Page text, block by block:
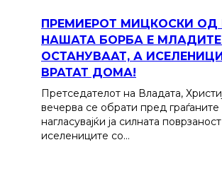
ПРЕМИЕРОТ МИЦКОСКИ ОД
НАШАТА БОРБА Е
ОСТАНУВААТ, А
ВРАТАТ ДОМА!
Претседателот на Владата,
вечерва се обрати пред
нагласувајќи ја силната
иселениците со…